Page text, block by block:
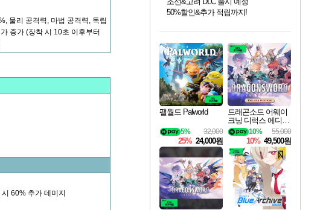
물리 공격력, 마법 공격력, 독립
증가 (장착 시 10초 이후부터
60% 추가 데미지
최대 90% 할인가를 만나보세요!
네이버혜택과 함께 만나보세요!
50%할인&추가 적립까지!
마블 히어로 총 출동&화려한 격투!
네이버 포인트 혜택까지!
이니&베니 혜택까지!
네이버 혜택가와 함께 예약하세요!
할인&네이버혜택으로 만나보세요!
네이버페이 혜택과 만나보세요!
40주년 프로모션으로 만나보세요!
할인가에 만나보세요!
일부 에디션 상시 할인!
혜택으로 예약 판매 중
편안하게 충전하세요
팰월드 Palworld
32,000
5%
25% 24,000원
드래곤소드 어웨이
크닝 디럭스 에디션
DragonSword Awake
ning Deluxe Edition
55,000
10%
10% 49,500원